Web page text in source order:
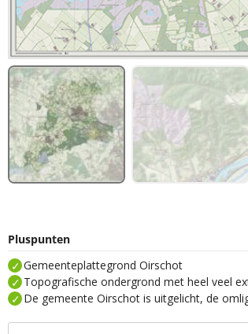
Pluspunten
Gemeenteplattegrond Oirschot
Topografische ondergrond met heel veel
De gemeente Oirschot is uitgelicht, de